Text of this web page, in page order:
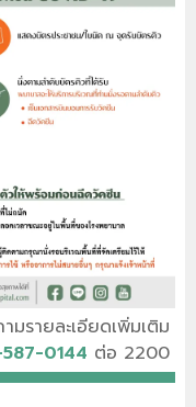
มรายละเอียดเพิ่มเติม
0144 ต่อ 2200